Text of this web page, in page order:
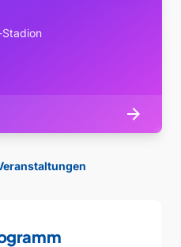
arrow_forward